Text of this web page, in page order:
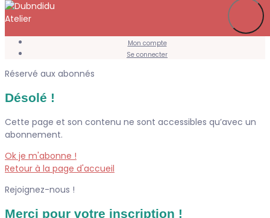
Mon compte
Se connecter
Réservé aux abonnés
Désolé !
Cette page et son contenu ne sont accessibles qu’avec un
abonnement.
Ok je m'abonne !
Retour à la page d'accueil
Rejoignez-nous !
Merci pour votre inscription !